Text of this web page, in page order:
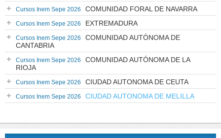
Cursos Inem Sepe 2026 COMUNIDAD FORAL DE NAVARRA
Cursos Inem Sepe 2026 EXTREMADURA
Cursos Inem Sepe 2026
COMUNIDAD AUTÓNOMA DE
CANTABRIA
Cursos Inem Sepe 2026
COMUNIDAD AUTÓNOMA DE LA
RIOJA
Cursos Inem Sepe 2026 CIUDAD AUTONOMA DE CEUTA
Cursos Inem Sepe 2026 CIUDAD AUTONOMA DE MELILLA